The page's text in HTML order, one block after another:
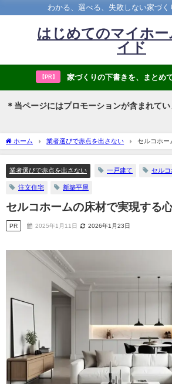
わかる、選べる、失敗しない家づく
はじめてのマイホー
イド
【PR】 家づくりの下書きを、まとめ
＊当ページにはプロモーションが含まれてい
ホーム 業者選びで赤点を出さない
セルコホー
暮らし
業者選びで赤点を出さない 一戸建て セルコ
注文住宅 新築平屋
セルコホームの床材で実現する
PR 2025年1月11日 2026年1月23日